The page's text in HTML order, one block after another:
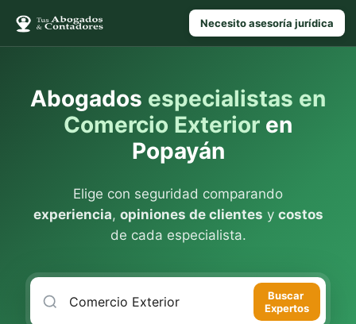
Necesito asesoría jurídica
Abogados especialistas en
Comercio Exterior en
Popayán
Elige con seguridad comparando
experiencia, opiniones de clientes y costos
de cada especialista.
Buscar
Expertos